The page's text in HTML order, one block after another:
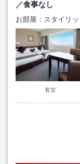
／食事なし
お部屋： スタイリ
客室